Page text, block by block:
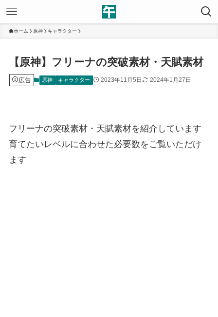
ホーム 原神 キャラクター
【原神】フリーナの突破素材・天賦素材
広告 原神 キャラクター 2023年11月5日 2024年1月27日
フリーナの突破素材・天賦素材を紹介しています
育てたいレベルに合わせた必要数をご覧いただけ
ます